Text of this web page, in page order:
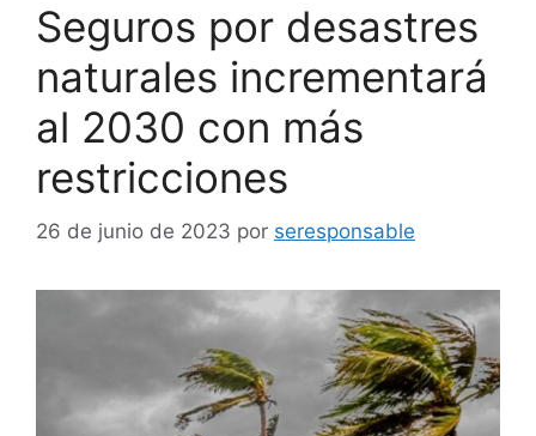
Seguros por desastres
naturales incrementará
al 2030 con más
restricciones
26 de junio de 2023 por seresponsable